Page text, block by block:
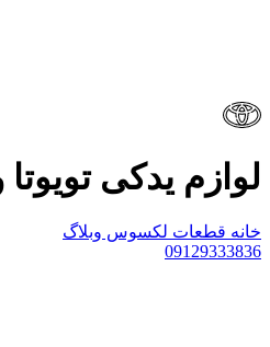
لوازم یدکی
خانه قطعات لکسوس وبلاگ
09129333836